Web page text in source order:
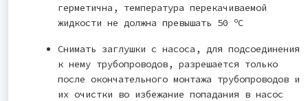
герметична, температура перекачиваемой
жидкости не должна превышать 50
oС
Снимать заглушки с насоса, для подсоединения
к нему трубопроводов, разрешается только
после окончательного монтажа трубопроводов и
их очистки во избежание попадания в насос